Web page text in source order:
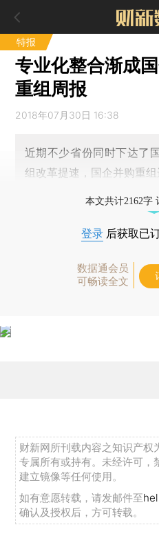
特报
专业化整合渐成
重组周报
2018年07月30日 16:38
近期不少省份同时下达了
组改革提速，国企并购重
本文共计2162字
登录 后获取已
数据通会员
可畅读全文
财新网所刊载内容之知识产权
专属所有或持有。未经许可，
建立镜像等任何使用。
如有意愿转载，请发邮件至
确认及授权后，方可转载。